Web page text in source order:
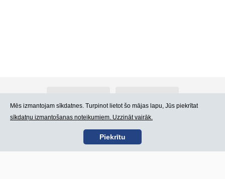
Kontakti Lietošanas noteikumi
Mēs izmantojam sīkdatnes. Turpinot lietot šo mājas lapu, Jūs piekrītat
sīkdatņu izmantošanas noteikumiem. Uzzināt vairāk.
Piekrītu